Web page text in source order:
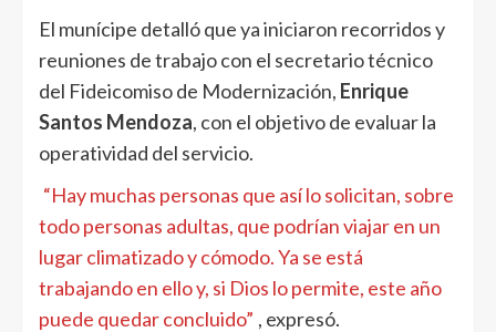
El munícipe detalló que ya iniciaron recorridos y
reuniones de trabajo con el secretario técnico
del Fideicomiso de Modernización, Enrique
Santos Mendoza, con el objetivo de evaluar la
operatividad del servicio.
“Hay muchas personas que así lo solicitan, sobre
todo personas adultas, que podrían viajar en un
lugar climatizado y cómodo. Ya se está
trabajando en ello y, si Dios lo permite, este año
puede quedar concluido” , expresó.